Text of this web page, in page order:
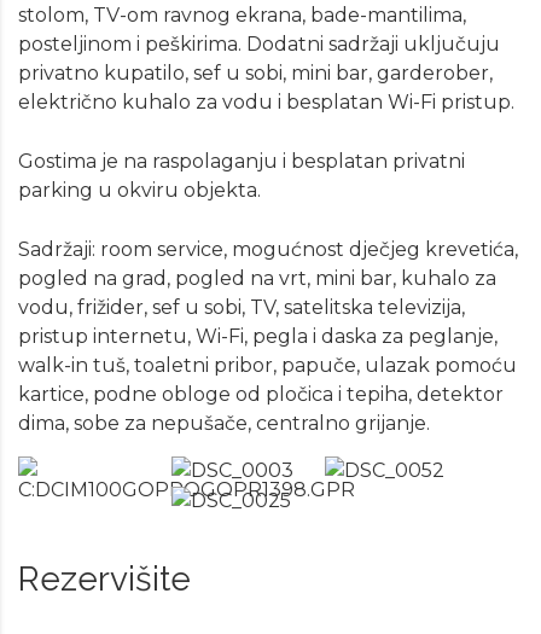
stolom, TV-om ravnog ekrana, bade-mantilima,
posteljinom i peškirima. Dodatni sadržaji uključuju
privatno kupatilo, sef u sobi, mini bar, garderober,
električno kuhalo za vodu i besplatan Wi-Fi pristup.
Gostima je na raspolaganju i besplatan privatni
parking u okviru objekta.
Sadržaji: room service, mogućnost dječjeg krevetića,
pogled na grad, pogled na vrt, mini bar, kuhalo za
vodu, frižider, sef u sobi, TV, satelitska televizija,
pristup internetu, Wi-Fi, pegla i daska za peglanje,
walk-in tuš, toaletni pribor, papuče, ulazak pomoću
kartice, podne obloge od pločica i tepiha, detektor
dima, sobe za nepušače, centralno grijanje.
Rezervišite